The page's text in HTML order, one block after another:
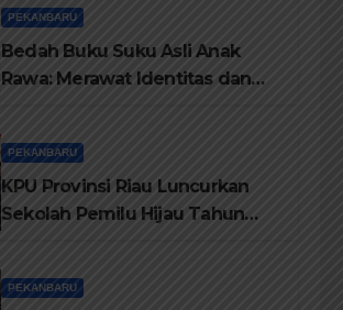
PEKANBARU
Bedah Buku Suku Asli Anak
Rawa: Merawat Identitas dan
PEKANBARU
KPU Provinsi Riau Luncurkan
Sekolah Pemilu Hijau Tahun
Lingkungan
PEKANBARU